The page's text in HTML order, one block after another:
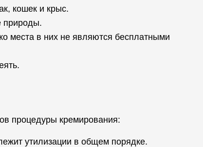
кошек и крыс.
природы.
места в них не являются бесплатными
процедуры кремирования:
утилизации в общем порядке.